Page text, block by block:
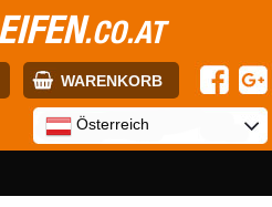
.CO.AT
WARENKORB
Österreich